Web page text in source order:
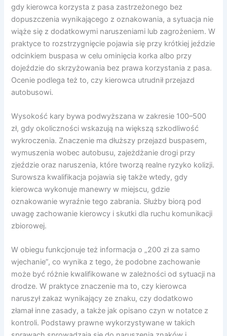
gdy kierowca korzysta z pasa zastrzeżonego bez
dopuszczenia wynikającego z oznakowania, a sytuacja nie
wiąże się z dodatkowymi naruszeniami lub zagrożeniem. W
praktyce to rozstrzygnięcie pojawia się przy krótkiej jeździe
odcinkiem buspasa w celu ominięcia korka albo przy
dojeździe do skrzyżowania bez prawa korzystania z pasa.
Ocenie podlega też to, czy kierowca utrudnił przejazd
autobusowi.
Wysokość kary bywa podwyższana w zakresie 100–500
zł, gdy okoliczności wskazują na większą szkodliwość
wykroczenia. Znaczenie ma dłuższy przejazd buspasem,
wymuszenia wobec autobusu, zajeżdżanie drogi przy
zjeździe oraz naruszenia, które tworzą realne ryzyko kolizji.
Surowsza kwalifikacja pojawia się także wtedy, gdy
kierowca wykonuje manewry w miejscu, gdzie
oznakowanie wyraźnie tego zabrania. Służby biorą pod
uwagę zachowanie kierowcy i skutki dla ruchu komunikacji
zbiorowej.
W obiegu funkcjonuje też informacja o „200 zł za samo
wjechanie”, co wynika z tego, że podobne zachowanie
może być różnie kwalifikowane w zależności od sytuacji na
drodze. W praktyce znaczenie ma to, czy kierowca
naruszył zakaz wynikający ze znaku, czy dodatkowo
złamał inne zasady, a także jak opisano czyn w notatce z
kontroli. Podstawy prawne wykorzystywane w takich